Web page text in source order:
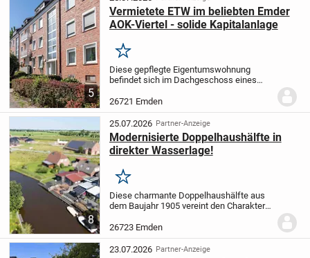
5
Vermietete ETW im beliebten Emder
AOK-Viertel - solide Kapitalanlage
Merken
Diese gepflegte Eigentumswohnung
befindet sich im Dachgeschoss eines
m² Wohnfläche eine praktische
Raumaufteilung mit zwei Zimmern, Küche
und Bad. Die Wohnung...
26721 Emden
8
25.07.2026 Partner-Anzeige
Modernisierte Doppelhaushälfte in
direkter Wasserlage!
Merken
Diese charmante Doppelhaushälfte aus
dem Baujahr 1905 vereint den Charakter
zeitgemäßem Wohnkomfort. Im Jahr
2020 wurde die Immobilie umfassend
modernisiert und präsentier...
26723 Emden
23.07.2026 Partner-Anzeige